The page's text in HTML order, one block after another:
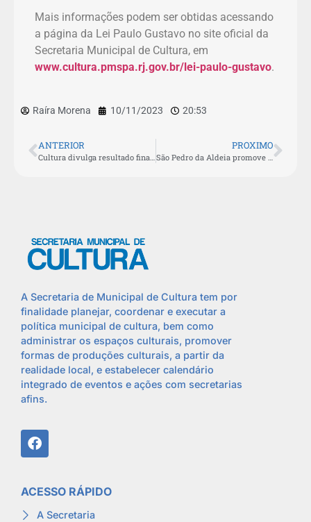
Mais informações podem ser obtidas acessando
a página da Lei Paulo Gustavo no site oficial da
Secretaria Municipal de Cultura, em
www.cultura.pmspa.rj.gov.br/lei-paulo-gustavo.
Raíra Morena 10/11/2023 20:53
ANTERIOR
Cultura divulga resultado final do Edital de Chamamento da Orquestra
PROXIMO
São Pedro da Aldeia promove encontro de lançamento dos editais da Lei Paulo Gustavo nesta segunda (13)
A Secretaria de Municipal de Cultura tem por
finalidade planejar, coordenar e executar a
política municipal de cultura, bem como
administrar os espaços culturais, promover
formas de produções culturais, a partir da
realidade local, e estabelecer calendário
integrado de eventos e ações com secretarias
afins.
ACESSO RÁPIDO
A Secretaria